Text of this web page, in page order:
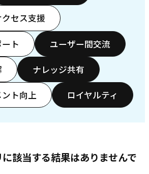
セス支援
ト ユーザー間交流
ナレッジ共有
ト向上 ロイヤルティ
該当する結果はありませんで